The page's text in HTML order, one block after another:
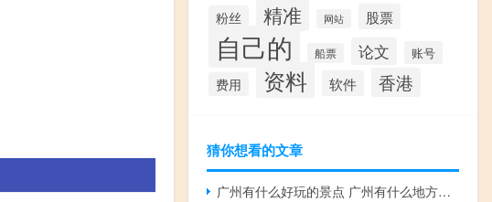
粉丝 精准 网站 股票
自己的 船票 论文 账号
费用 资料 软件 香港
猜你想看的文章
广州有什么好玩的景点 广州有什么地方好玩的